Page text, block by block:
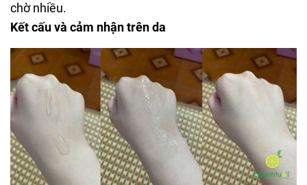
chờ nhiều.
Kết cấu và cảm nhận trên da